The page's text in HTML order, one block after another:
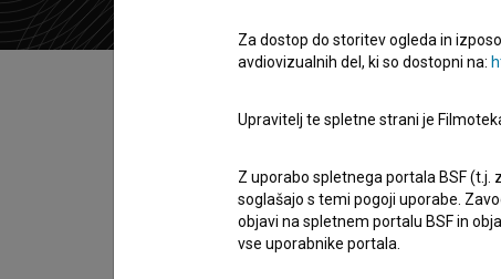
Slobodan Kaloper je nastopajoči. Najnovejši
Za dostop do storitev ogleda in
avdiovizualnih del, ki so dostopni na:
Upravitelj te spletne strani je
Z uporabo spletnega portala BSF (t.j.
soglašajo s temi pogoji uporabe.
objavi na spletnem portalu BSF in
vse uporabnike portala.